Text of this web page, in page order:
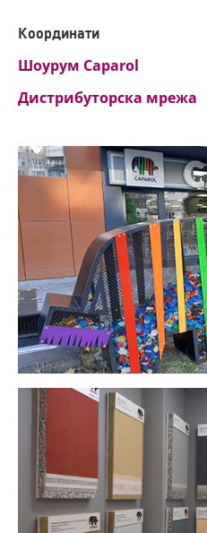
Координати
Шоурум Caparol
Дистрибуторска мрежа